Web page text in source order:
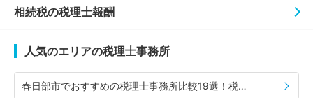
相続税の税理士報酬
人気のエリアの税理士事務所
春日部市でおすすめの税理士事務所比較19選！税理士の選び方や費用相場も併せて紹介